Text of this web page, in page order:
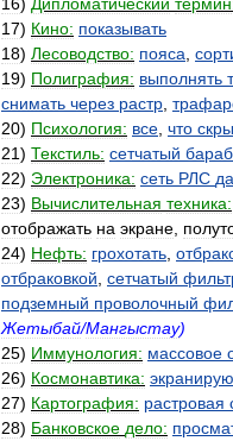
17) Кино: показывать
18) Лесоводство: пояса
19) Полиграфия: выполнять
снимать через растр
20) Психология: все что
21) Текстиль: сетчатый
22) Электроника: сеть РЛС
23) Вычислительная техника:
отображать на экране
24) Нефть: грохотать
отбраковкой сетчатый
подземный проволочный
Жетыбай/Мангыстау)
25) Иммунология: массовое
26) Космонавтика:
27) Картография: растровая
28) Банковское дело: